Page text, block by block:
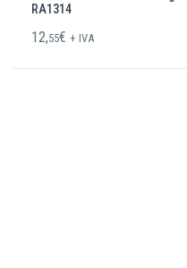
RA1314
12,55€ + IVA